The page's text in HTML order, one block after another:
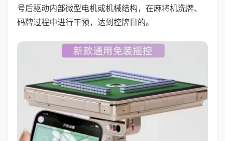
号后驱动内部微型电机或机械结构，在麻将机洗牌、
码牌过程中进行干预，达到控牌目的。